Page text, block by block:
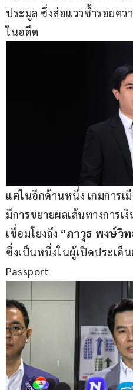
ประมูล ซึ่งส่อแววซ้ำรอยคว
ในอดีต
แต่ในอีกด้านหนึ่ง เกมการเ
มีการขยายผลเส้นทางการเ
เชื่อมโยงถึง “ภาวุธ พงษ์วิ
ซึ่งเป็นหนึ่งในผู้เปิดประเด็
Passport